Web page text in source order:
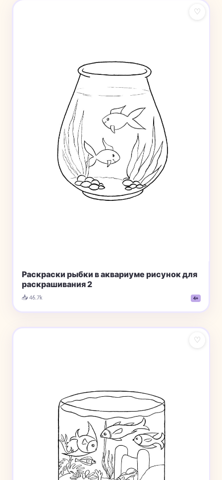
♡
Раскраски рыбки в аквариуме рисунок для
раскрашивания 2
📥 46.7k 4+
♡